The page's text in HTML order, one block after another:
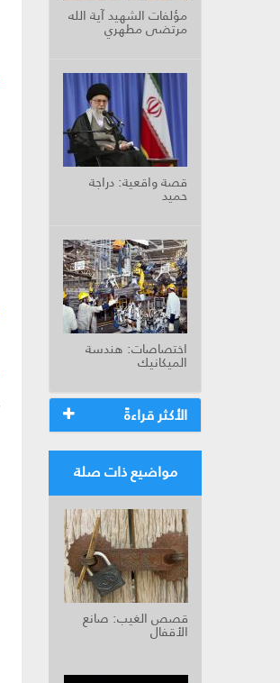
مؤلفات الشهيد آية الله
مرتضى مطهري
قصة واقعية: دراجة
حميد
اختصاصات: هندسة
الميكانيك
الأكثر قراءةً
مواضيع ذات صلة
قصص الغيب: صانع
الأقفال